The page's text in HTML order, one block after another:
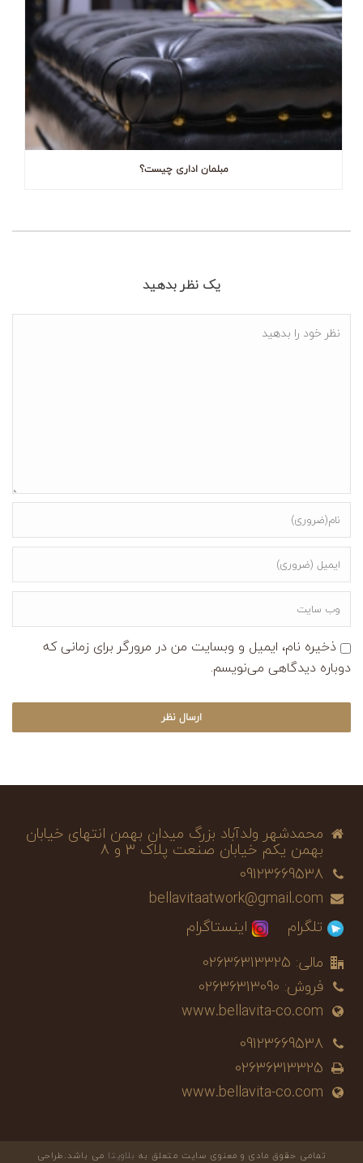
مبلمان اداری چیست؟
یک نظر بدهید
ذخیره نام، ایمیل و وبسایت من در مرورگر برای زمانی که
دوباره دیدگاهی می‌نویسم.
محمدشهر ولدآباد بزرگ میدان بهمن انتهای خیابان
بهمن یکم خیابان صنعت پلاک 3 و 8
09123669538
bellavitaatwork@gmail.com
تلگرام
اینستاگرام
مالی: 02636313325
فروش: 02636313090
www.bellavita-co.com
09123669538
02636313325
www.bellavita-co.com
تمامی حقوق مادی و معنوی سایت متعلق به بلاویتا می باشد.طراحی